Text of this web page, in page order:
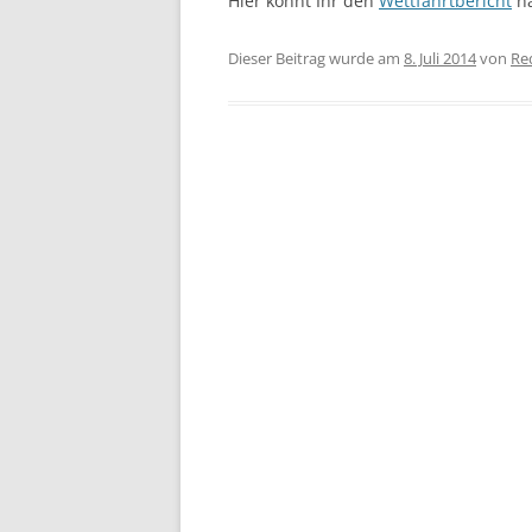
Dieser Beitrag wurde am 8. Juli 2014von